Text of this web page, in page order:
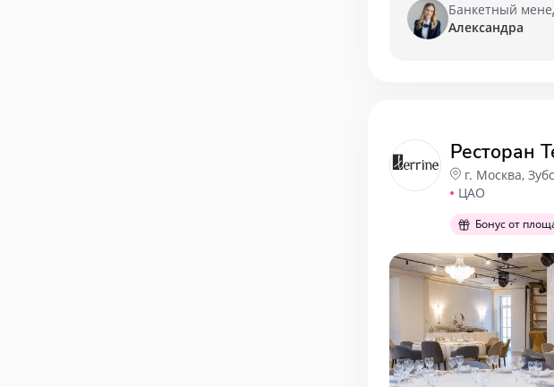
Банкетный
Александра
Ресторан
г. Москва,
ЦАО
Бонус от